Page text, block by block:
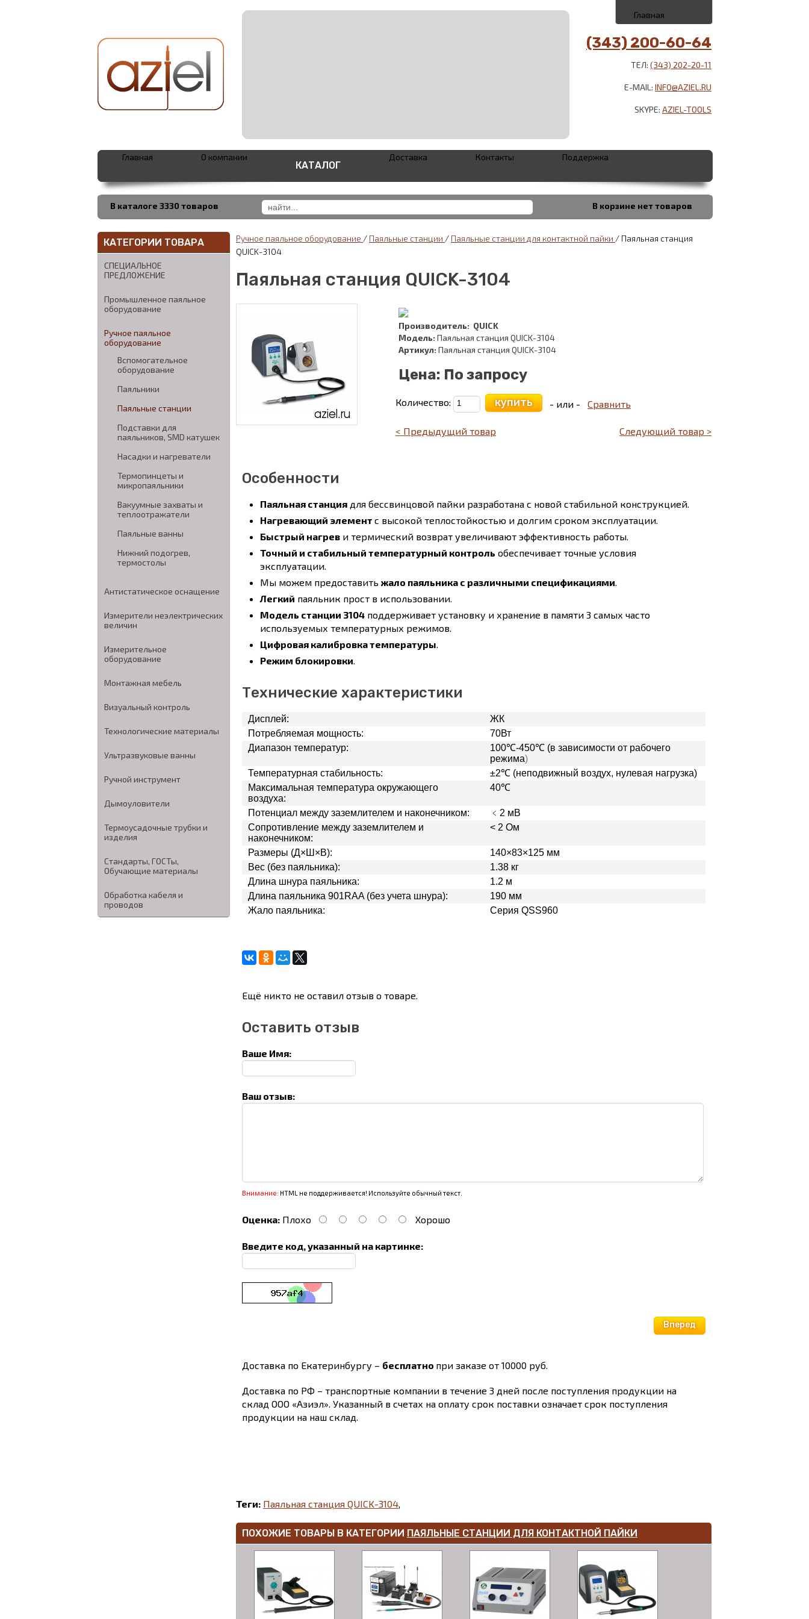
Главная
(343) 200-60-64
ТЕЛ: (343) 202-20-11
E-MAIL: INFO@AZIEL.RU
SKYPE: AZIEL-TOOLS
В каталоге 3330 товаров В корзине нет товаров
Главная О компании
КАТАЛОГ
Доставка Контакты Поддержка
КАТЕГОРИИ ТОВАРА
СПЕЦИАЛЬНОЕ
ПРЕДЛОЖЕНИЕ
Промышленное паяльное
оборудование
Ручное паяльное
оборудование
Вспомогательное
оборудование
Паяльники
Паяльные станции
Подставки для
паяльников, SMD катушек
Насадки и нагреватели
Термопинцеты и
микропаяльники
Вакуумные захваты и
теплоотражатели
Паяльные ванны
Нижний подогрев,
термостолы
Антистатическое оснащение
Измерители неэлектрических
величин
Измерительное
оборудование
Монтажная мебель
Визуальный контроль
Технологические материалы
Ультразвуковые ванны
Ручной инструмент
Дымоуловители
Термоусадочные трубки и
изделия
Стандарты, ГОСТы,
Обучающие материалы
Обработка кабеля и
проводов
Ручное паяльное оборудование / Паяльные станции / Паяльные станции для контактной пайки / Паяльная станция
QUICK-3104
Паяльная станция QUICK-3104
Производитель: QUICK
Модель: Паяльная станция QUICK-3104
Артикул: Паяльная станция QUICK-3104
Цена: По запросу
Количество: купить - или - Сравнить
< Предыдущий товар Следующий товар >
Особенности
Паяльная станция для бессвинцовой пайки разработана с новой стабильной конструкцией.
Нагревающий элемент с высокой теплостойкостью и долгим сроком эксплуатации.
Быстрый нагрев и термический возврат увеличивают эффективность работы.
Точный и стабильный температурный контроль обеспечивает точные условия
эксплуатации.
Мы можем предоставить жало паяльника с различными спецификациями
Легкий паяльник прост в использовании.
Модель станции 3104 поддерживает установку и хранение в памяти 3 самых часто
используемых температурных режимов.
Цифровая калибровка температуры
Режим блокировки
Технические характеристики
Дисплей:
ЖК
Потребляемая мощность:
70Вт
Диапазон температур:
100℃-450℃ (в зависимости от рабочего
режима)
Температурная стабильность:
±2℃ (неподвижный воздух, нулевая нагрузка)
Максимальная температура окружающего
воздуха:
40℃
Потенциал между заземлителем и наконечником:
﹤2 мВ
Сопротивление между заземлителем и
наконечником:
< 2 Ом
Размеры (Д×Ш×В):
140×83×125 мм
Вес (без паяльника):
1.38 кг
Длина шнура паяльника:
1.2 м
Длина паяльника 901RAA (без учета шнура):
190 мм
Жало паяльника:
Серия QSS960
Ещё никто не оставил отзыв о товаре.
Оставить отзыв
Ваше Имя:
Ваш отзыв:
Внимание: HTML не поддерживается! Используйте обычный текст.
Оценка: Плохо Хорошо
Введите код, указанный на картинке:
Вперед
Доставка по Екатеринбургу – бесплатно при заказе от 10000 руб.
Доставка по РФ – транспортные компании в течение 3 дней после поступления продукции на
склад ООО «Азиэл». Указанный в счетах на оплату срок поставки означает срок поступления
продукции на наш склад.
Теги: Паяльная станция QUICK-3104
ПОХОЖИЕ ТОВАРЫ В КАТЕГОРИИ ПАЯЛЬНЫЕ СТАНЦИИ ДЛЯ КОНТАКТНОЙ ПАЙКИ